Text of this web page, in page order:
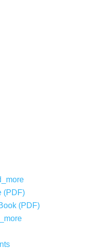
(PDF)
(PDF)